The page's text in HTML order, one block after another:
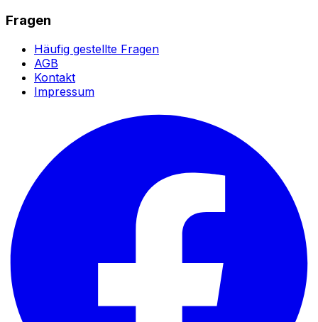
Fragen
Häufig gestellte Fragen
AGB
Kontakt
Impressum